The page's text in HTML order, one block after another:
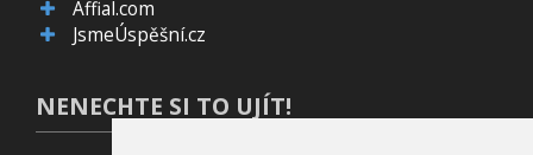
Affial.com
JsmeÚspěšní.cz
NENECHTE SI TO UJÍT!